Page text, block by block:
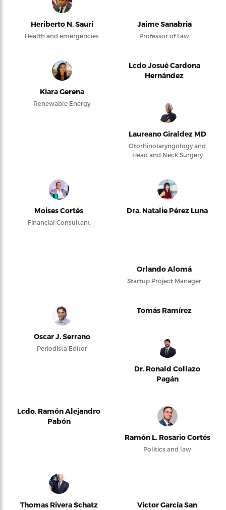
Heriberto N. Saurí
Health and emergencies
Jaime Sanabria
Professor of Law
Kiara Gerena
Renewable Energy
Lcdo Josué Cardona
Hernández
Laureano Giraldez MD
Otorhinolaryngology and
Head and Neck Surgery
Moises Cortés
Financial Consultant
Dra. Natalie Pérez Luna
Orlando Alomá
Startup Project Manager
Oscar J. Serrano
Periodista Editor
Tomás Ramírez
Dr. Ronald Collazo
Pagán
Lcdo. Ramón Alejandro
Pabón
Ramón L. Rosario Cortés
Politics and law
Thomas Rivera Schatz
Víctor García San